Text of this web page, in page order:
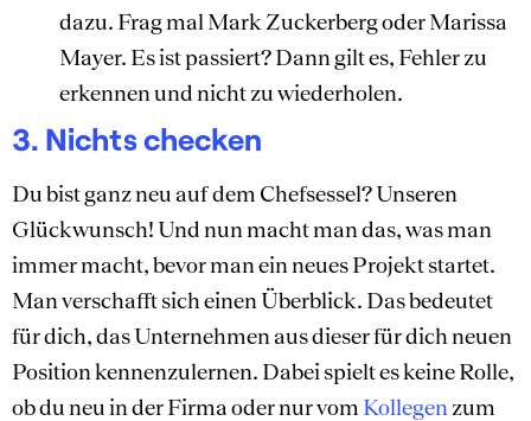
dazu. Frag mal Mark Zuckerberg oder Marissa
Mayer. Es ist passiert? Dann gilt es, Fehler zu
erkennen und nicht zu wiederholen.
3. Nichts checken
Du bist ganz neu auf dem Chefsessel? Unseren
Glückwunsch! Und nun macht man das, was man
immer macht, bevor man ein neues Projekt startet.
Man verschafft sich einen Überblick. Das bedeutet
für dich, das Unternehmen aus dieser für dich neuen
Position kennenzulernen. Dabei spielt es keine Rolle,
ob du neu in der Firma oder nur vom Kollegen zum